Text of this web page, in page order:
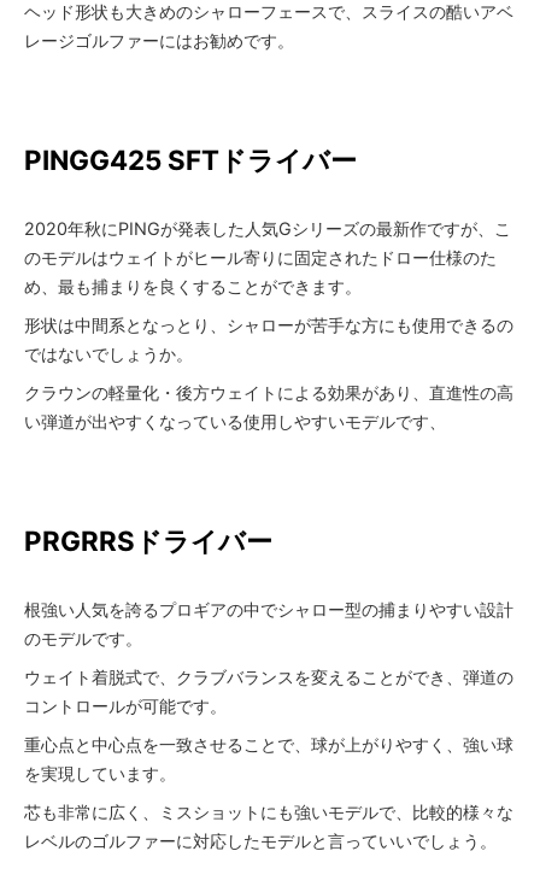
ヘッド形状も大きめのシャローフェースで、スライスの酷いアベ
レージゴルファーにはお勧めです。
PINGG425 SFTドライバー
2020年秋にPINGが発表した人気Gシリーズの最新作ですが、こ
のモデルはウェイトがヒール寄りに固定されたドロー仕様のた
め、最も捕まりを良くすることができます。
形状は中間系となっとり、シャローが苦手な方にも使用できるの
ではないでしょうか。
クラウンの軽量化・後方ウェイトによる効果があり、直進性の高
い弾道が出やすくなっている使用しやすいモデルです、
PRGRRSドライバー
根強い人気を誇るプロギアの中でシャロー型の捕まりやすい設計
のモデルです。
ウェイト着脱式で、クラブバランスを変えることができ、弾道の
コントロールが可能です。
重心点と中心点を一致させることで、球が上がりやすく、強い球
を実現しています。
芯も非常に広く、ミスショットにも強いモデルで、比較的様々な
レベルのゴルファーに対応したモデルと言っていいでしょう。